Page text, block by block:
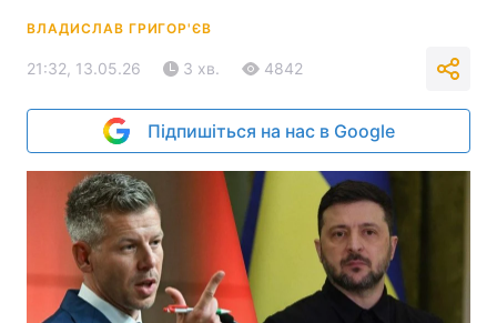
ВЛАДИСЛАВ ГРИГОР'ЄВ
21:32, 13.05.26 3 хв. 4842
Підпишіться на нас в Google